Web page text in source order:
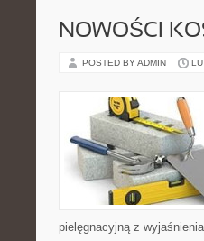
NOWOŚCI
POSTED BY ADMIN
pielęgnacyjną z